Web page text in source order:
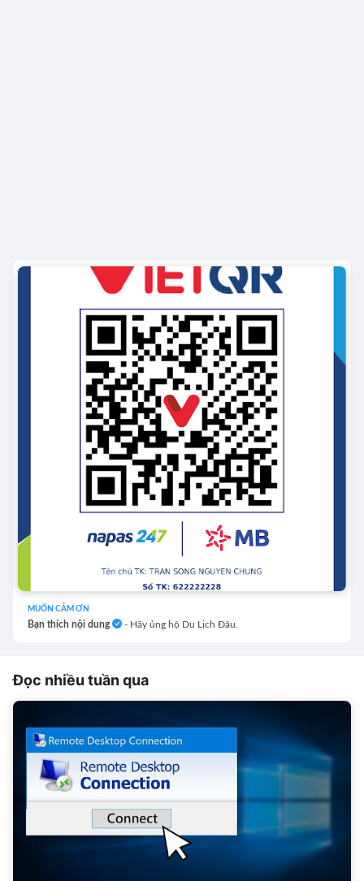
MUỐN CẢM ƠN
Bạn thích nội dung - Hãy ủng hộ Du Lịch Đâu.
Đọc nhiều tuần qua